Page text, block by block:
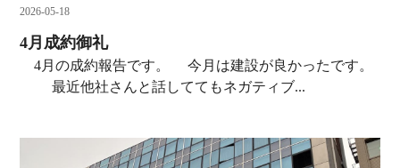
2026-05-18
4月成約御礼
4月の成約報告です。 今月は建設が良かったです。
最近他社さんと話しててもネガティブ...